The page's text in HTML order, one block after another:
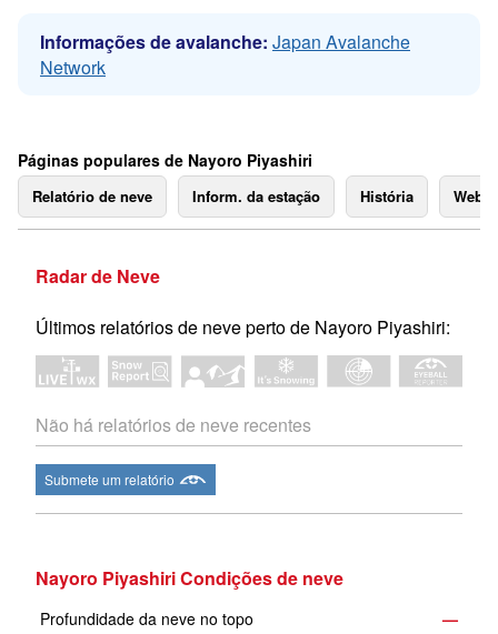
Informações de avalanche: Japan Avalanche
Network
Páginas populares de Nayoro Piyashiri
Relatório de neve Inform. da estação História
Radar de Neve
Últimos relatórios de neve perto de Nayoro Piyashiri:
Não há relatórios de neve recentes
Submete um relatório
Nayoro Piyashiri Condições de neve
Profundidade da neve no topo
—